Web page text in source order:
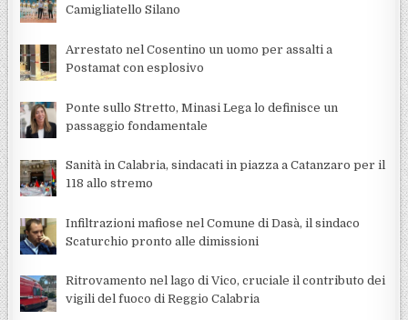
Camigliatello Silano
Arrestato nel Cosentino un uomo per assalti a
Postamat con esplosivo
Ponte sullo Stretto, Minasi Lega lo definisce un
passaggio fondamentale
Sanità in Calabria, sindacati in piazza a Catanzaro per il
118 allo stremo
Infiltrazioni mafiose nel Comune di Dasà, il sindaco
Scaturchio pronto alle dimissioni
Ritrovamento nel lago di Vico, cruciale il contributo dei
vigili del fuoco di Reggio Calabria